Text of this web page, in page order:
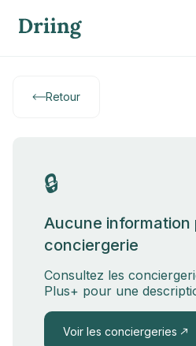
Retour
🔒
Aucune information
conciergerie
Consultez les
Plus+ pour une
Voir les conciergeries